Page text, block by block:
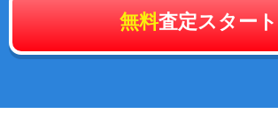
無料査定スタート